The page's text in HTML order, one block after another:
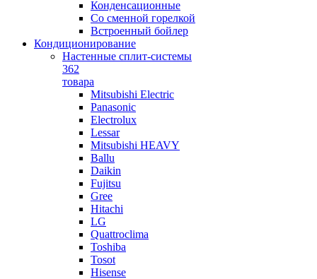
Конденсационные
Со сменной горелкой
Встроенный бойлер
Кондиционирование
Настенные сплит-системы
362
товара
Mitsubishi Electric
Panasonic
Electrolux
Lessar
Mitsubishi HEAVY
Ballu
Daikin
Fujitsu
Gree
Hitachi
LG
Quattroclima
Toshiba
Tosot
Hisense